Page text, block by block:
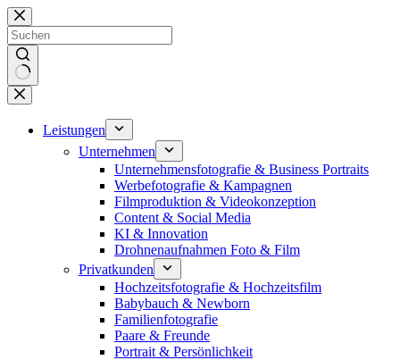
Zum
Inhalt
springen
Keine
Ergebnisse
Leistungen
Unternehmen
Unternehmensfotografie & Business Portraits
Werbefotografie & Kampagnen
Filmproduktion & Videokonzeption
Content & Social Media
KI & Innovation
Drohnenaufnahmen Foto & Film
Privatkunden
Hochzeitsfotografie & Hochzeitsfilm
Babybauch & Newborn
Familienfotografie
Paare & Freunde
Portrait & Persönlichkeit